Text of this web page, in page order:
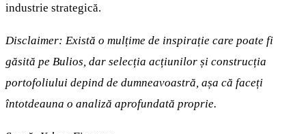
industrie strategică.
Disclaimer: Există o mulțime de inspirație care poate fi
găsită pe Bulios, dar selecția acțiunilor și construcția
portofoliului depind de dumneavoastră, așa că faceți
întotdeauna o analiză aprofundată proprie.